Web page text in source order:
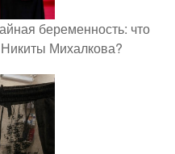
беременность: что
Михалкова?